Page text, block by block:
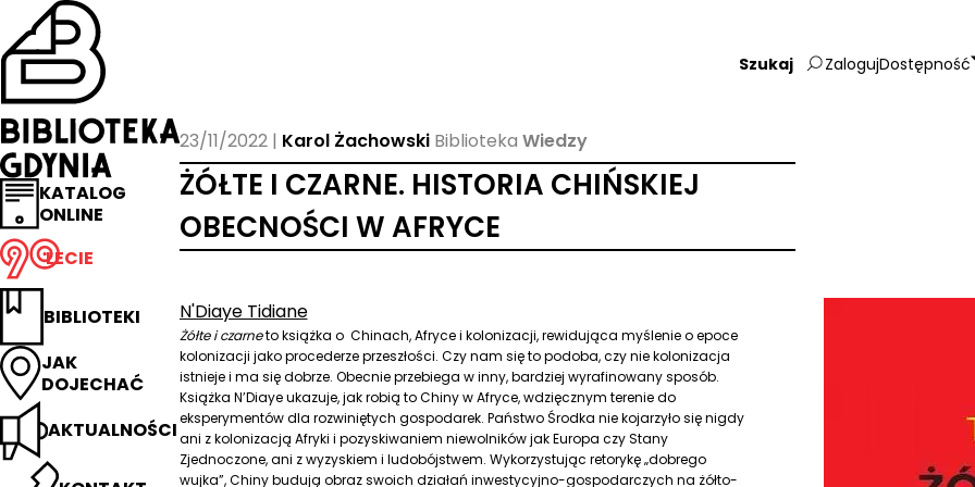
Przejdź
na
stronę
główną
Biblioteka
Gdynia
KATALOG
ONLINE
LECIE
BIBLIOTEKI
JAK
DOJECHAĆ
AKTUALNOŚCI
Wpisz
ZalogujDostępność
23/11/2022 Karol Żachowski Biblioteka Wiedzy
ŻÓŁTE I CZARNE. HISTORIA CHIŃSKIEJ
OBECNOŚCI W AFRYCE
N'Diaye Tidiane
Żółte i czarneto książka o Chinach, Afryce i kolonizacji, rewidująca myślenie o epoce
kolonizacji jako procederze przeszłości. Czy nam się to podoba, czy nie kolonizacja
istnieje i ma się dobrze. Obecnie przebiega w inny, bardziej wyrafinowany sposób.
Książka N’Diaye ukazuje, jak robią to Chiny w Afryce, wdzięcznym terenie do
eksperymentów dla rozwiniętych gospodarek. Państwo Środka nie kojarzyło się nigdy
ani z kolonizacją Afryki i pozyskiwaniem niewolników jak Europa czy Stany
Zjednoczone, ani z wyzyskiem i ludobójstwem. Wykorzystując retorykę „dobrego
wujka”, Chiny budują obraz swoich działań inwestycyjno-gospodarczych na żółto-